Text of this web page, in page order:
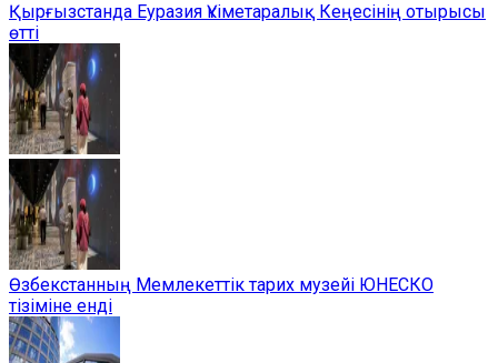
Қырғызстанда Еуразия Үкіметаралық Кеңесінің отырысы
өтті
Өзбекстанның Мемлекеттік тарих музейі ЮНЕСКО
тізіміне енді